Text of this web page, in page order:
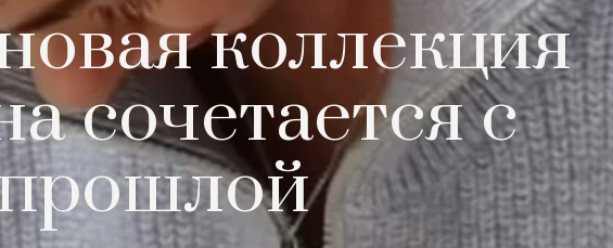
коллекция
сочетается с